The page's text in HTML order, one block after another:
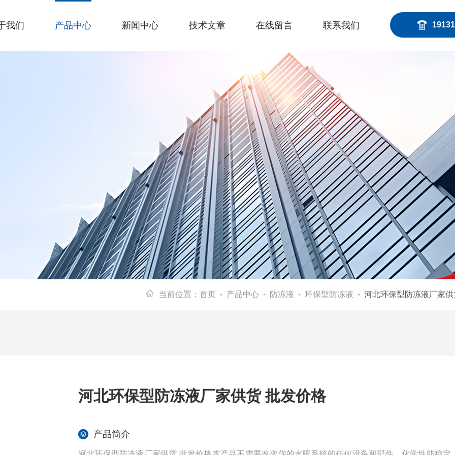
我们 产品中心 新闻中心 技术文章 在线留言 联系我们
当前位置： 首页 - 产品中心 - 防冻液 - 环保型防冻液 - 河北环保型防冻液厂家
河北环保型防冻液厂家供货 批发价格
产品简介